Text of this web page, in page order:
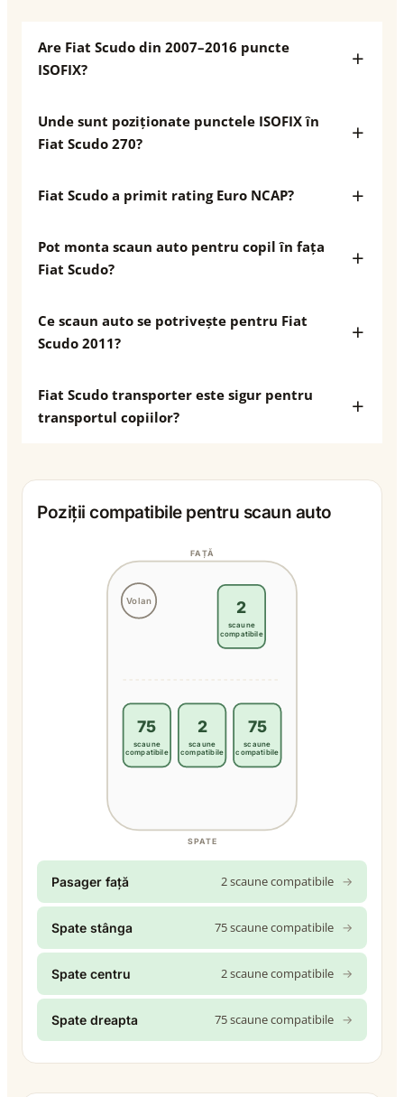
Are Fiat Scudo din 2007–2016 puncte
ISOFIX?
Unde sunt poziționate punctele ISOFIX în
Fiat Scudo 270?
Fiat Scudo a primit rating Euro NCAP?
Pot monta scaun auto pentru copil în fața
Fiat Scudo?
Ce scaun auto se potrivește pentru Fiat
Scudo 2011?
Fiat Scudo transporter este sigur pentru
transportul copiilor?
Poziții compatibile pentru scaun auto
Volan
FAȚĂ
SPATE
2
scaune
compatibile
75
scaune
compatibile
2
scaune
compatibile
75
scaune
compatibile
Pasager față 2 scaune compatibile →
Spate stânga 75 scaune compatibile →
Spate centru 2 scaune compatibile →
Spate dreapta 75 scaune compatibile →